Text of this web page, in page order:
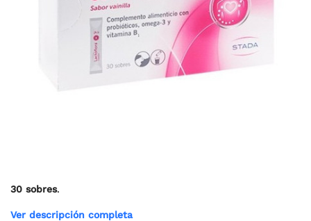
30 sobres.
Ver descripción completa